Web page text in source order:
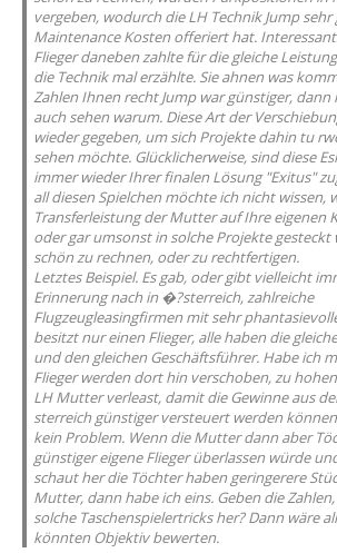
vergeben, wodurch die LH Technik Jump sehr
Maintenance Kosten offeriert hat.
Flieger daneben zahlte für die gleiche
die Technik mal erzählte. Sie ahnen was
Zahlen Ihnen recht Jump war günstiger, dann
auch sehen warum. Diese Art der
wieder gegeben, um sich Projekte dahin tu
sehen möchte. Glücklicherweise, sind diese
immer wieder Ihrer finalen Lösung "Exitus"
all diesen Spielchen möchte ich nicht wissen,
Transferleistung der Mutter auf Ihre eigenen
oder gar umsonst in solche Projekte gesteckt
schön zu rechnen, oder zu rechtfertigen.
Letztes Beispiel. Es gab, oder gibt vielleicht
Erinnerung nach in �?sterreich, zahlreiche
Flugzeugleasingfirmen mit sehr
besitzt nur einen Flieger, alle haben die
und den gleichen Geschäftsführer. Habe ich
Flieger werden dort hin verschoben, zu
LH Mutter verleast, damit die Gewinne aus
sterreich günstiger versteuert werden
kein Problem. Wenn die Mutter dann aber
günstiger eigene Flieger überlassen würde
schaut her die Töchter haben geringerere
Mutter, dann habe ich eins. Geben die
solche Taschenspielertricks her? Dann wäre
könnten Objektiv bewerten.